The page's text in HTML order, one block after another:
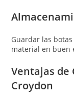
Guardar las
material en buen
Ventajas de
Croydon